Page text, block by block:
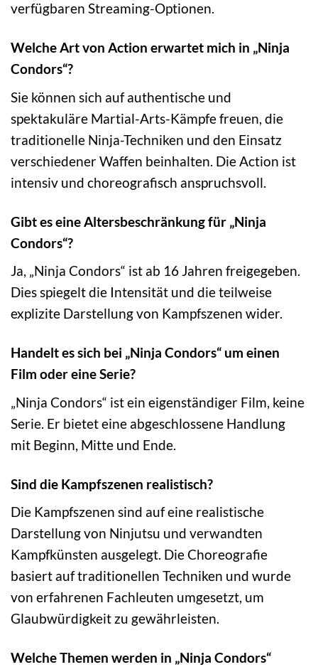
verfügbaren Streaming-Optionen.
Welche Art von Action erwartet mich in „Ninja
Condors“?
Sie können sich auf authentische und
spektakuläre Martial-Arts-Kämpfe freuen, die
traditionelle Ninja-Techniken und den Einsatz
verschiedener Waffen beinhalten. Die Action ist
intensiv und choreografisch anspruchsvoll.
Gibt es eine Altersbeschränkung für „Ninja
Condors“?
Ja, „Ninja Condors“ ist ab 16 Jahren freigegeben.
Dies spiegelt die Intensität und die teilweise
explizite Darstellung von Kampfszenen wider.
Handelt es sich bei „Ninja Condors“ um einen
Film oder eine Serie?
„Ninja Condors“ ist ein eigenständiger Film, keine
Serie. Er bietet eine abgeschlossene Handlung
mit Beginn, Mitte und Ende.
Sind die Kampfszenen realistisch?
Die Kampfszenen sind auf eine realistische
Darstellung von Ninjutsu und verwandten
Kampfkünsten ausgelegt. Die Choreografie
basiert auf traditionellen Techniken und wurde
von erfahrenen Fachleuten umgesetzt, um
Glaubwürdigkeit zu gewährleisten.
Welche Themen werden in „Ninja Condors“